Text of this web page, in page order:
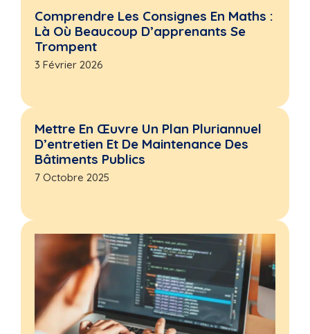
Comprendre Les Consignes En Maths :
Là Où Beaucoup D’apprenants Se
Trompent
3 Février 2026
Mettre En Œuvre Un Plan Pluriannuel
D’entretien Et De Maintenance Des
Bâtiments Publics
7 Octobre 2025